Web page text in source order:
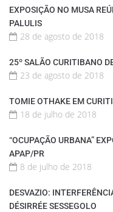
EXPOSIÇÃO NO MUSA
PALULIS
28 de agosto de 2018
25º SALÃO CURITIBANO
23 de agosto de 2018
TOMIE OTHAKE EM
18 de julho de 2018
“OCUPAÇÃO URBANA”
APAP/PR
8 de julho de 2018
DESVAZIO:
DÉSIRRÉE SESSEGOLO